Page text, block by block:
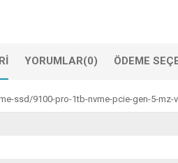
YORUMLAR(0) ÖDEME
ssd/9100-pro-1tb-nvme-pcie-gen-5-mz-